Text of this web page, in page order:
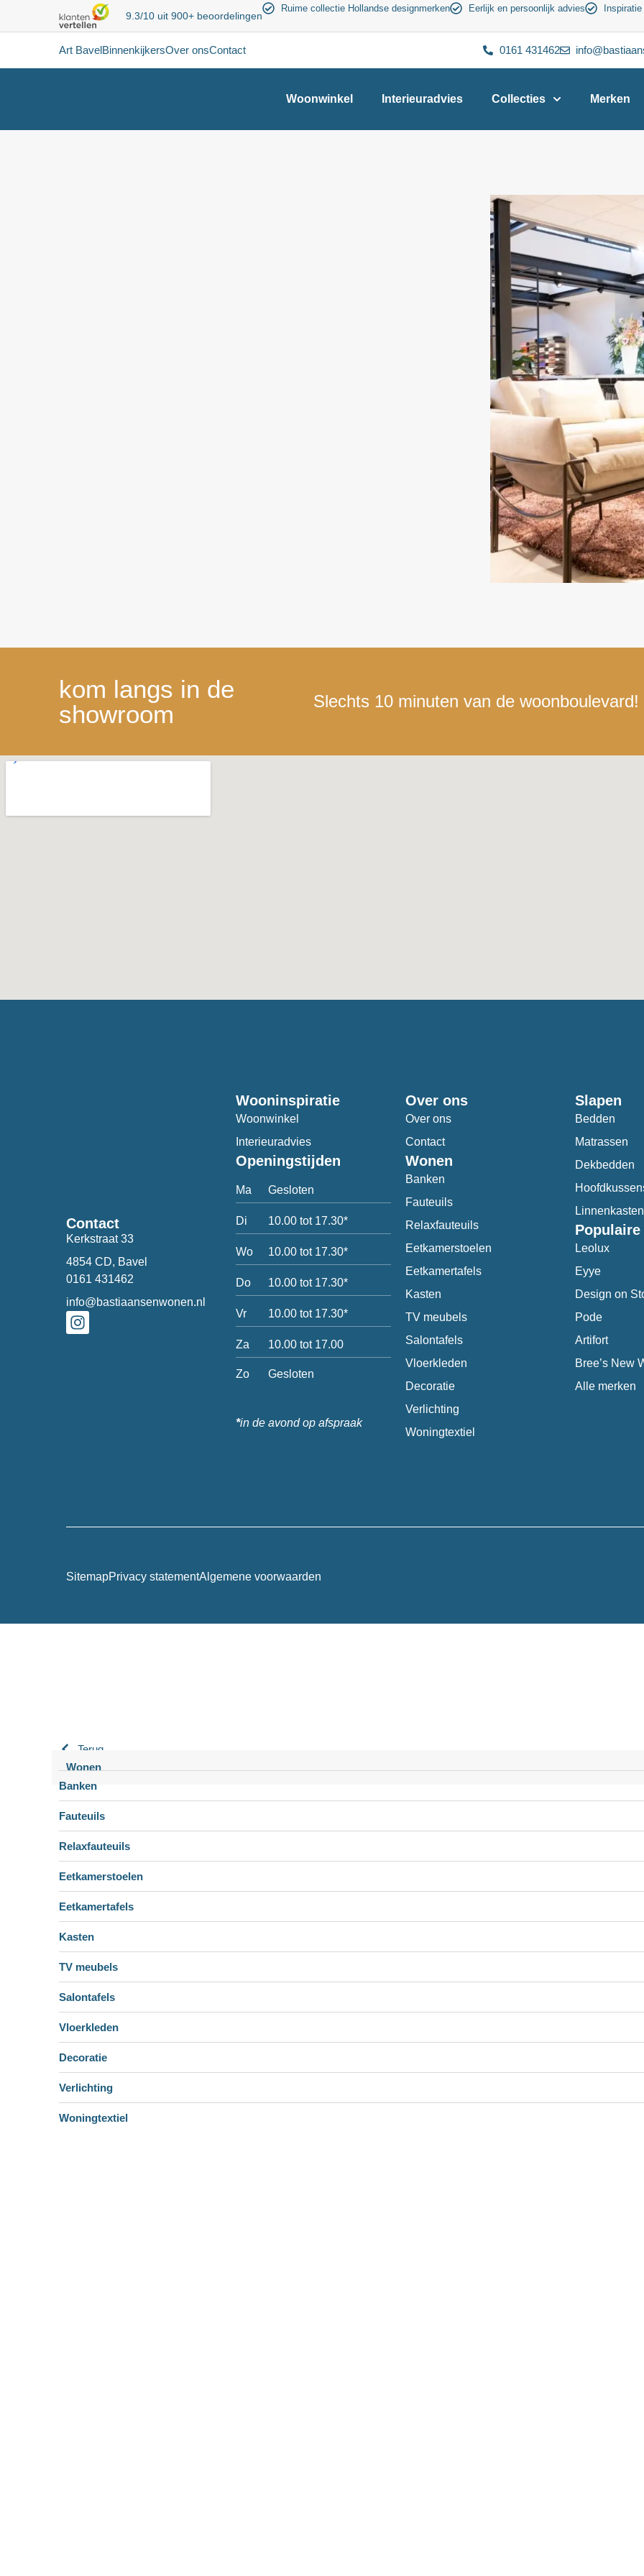
9.3/10 uit 900+ beoordelingen
Ruime collectie Hollandse designmerken Eerlijk en persoonlijk advies
Art BavelBinnenkijkersOver onsContact 0161 431462
Woonwinkel Interieuradvies Collecties Merken
kom langs in de
showroom
Slechts 10 minuten van de woonboulevard!
Contact
Kerkstraat 33
4854 CD, Bavel
0161 431462
info@bastiaansenwonen.nl
Wooninspiratie
Woonwinkel
Interieuradvies
Openingstijden
Ma Gesloten
Di 10.00 tot 17.30*
Wo 10.00 tot 17.30*
Do 10.00 tot 17.30*
Vr 10.00 tot 17.30*
Za 10.00 tot 17.00
Zo Gesloten
*in de avond op afspraak
Over ons
Over ons
Contact
Wonen
Banken
Fauteuils
Relaxfauteuils
Eetkamerstoelen
Eetkamertafels
Kasten
TV meubels
Salontafels
Vloerkleden
Decoratie
Verlichting
Woningtextiel
Slapen
Bedden
Matrassen
Dekbedden
Linnenkasten
Populaire
Leolux
Eyye
Design on
Pode
Artifort
Bree’s New
Alle merken
SitemapPrivacy statementAlgemene voorwaarden
Terug
Wonen
Banken
Fauteuils
Relaxfauteuils
Eetkamerstoelen
Eetkamertafels
Kasten
TV meubels
Salontafels
Vloerkleden
Decoratie
Verlichting
Woningtextiel